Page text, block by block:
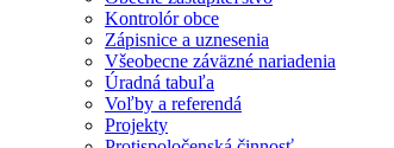
Kontrolór obce
Zápisnice a uznesenia
Všeobecne záväzné nariadenia
Úradná tabuľa
Voľby a referendá
Projekty